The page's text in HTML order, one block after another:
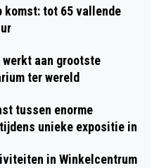
komst: tot 65 vallende
werkt aan grootste
ter wereld
tussen enorme
unieke expositie in
in Winkelcentrum